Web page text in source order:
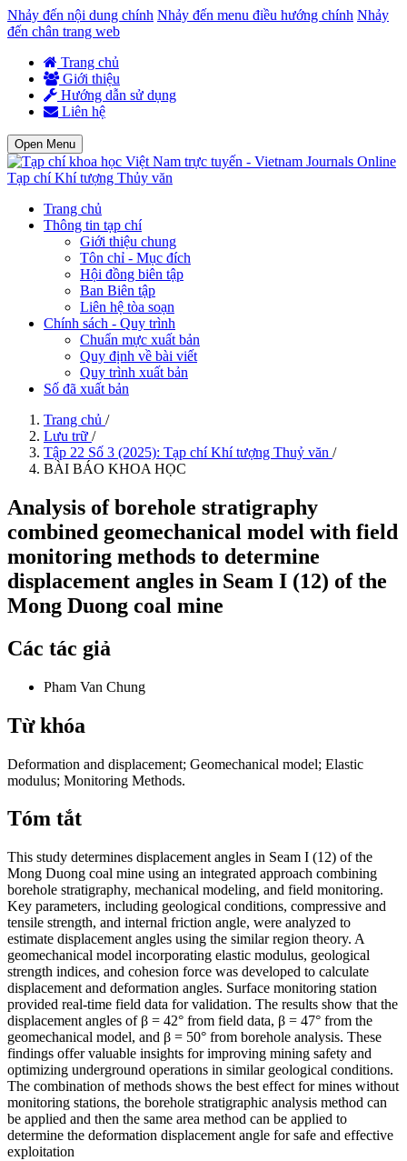
Nhảy đến nội dung chính Nhảy đến menu điều hướng chính Nhảy
đến chân trang web
Trang chủ
Giới thiệu
Hướng dẫn sử dụng
Liên hệ
Open Menu
Tạp chí Khí tượng Thủy văn
Trang chủ
Thông tin tạp chí
Giới thiệu chung
Tôn chỉ - Mục đích
Hội đồng biên tập
Ban Biên tập
Liên hệ tòa soạn
Chính sách - Quy trình
Chuẩn mực xuất bản
Quy định về bài viết
Quy trình xuất bản
Số đã xuất bản
Trang chủ /
Lưu trữ /
Tập 22 Số 3 (2025): Tạp chí Khí tượng Thuỷ văn /
BÀI BÁO KHOA HỌC
Analysis of borehole stratigraphy
combined geomechanical model with field
monitoring methods to determine
displacement angles in Seam I (12) of the
Mong Duong coal mine
Các tác giả
Pham Van Chung
Từ khóa
Deformation and displacement; Geomechanical model; Elastic
modulus; Monitoring Methods.
Tóm tắt
This study determines displacement angles in Seam I (12) of the
Mong Duong coal mine using an integrated approach combining
borehole stratigraphy, mechanical modeling, and field monitoring.
Key parameters, including geological conditions, compressive and
tensile strength, and internal friction angle, were analyzed to
estimate displacement angles using the similar region theory. A
geomechanical model incorporating elastic modulus, geological
strength indices, and cohesion force was developed to calculate
displacement and deformation angles. Surface monitoring station
provided real-time field data for validation. The results show that the
displacement angles of β = 42° from field data, β = 47° from the
geomechanical model, and β = 50° from borehole analysis. These
findings offer valuable insights for improving mining safety and
optimizing underground operations in similar geological conditions.
The combination of methods shows the best effect for mines without
monitoring stations, the borehole stratigraphic analysis method can
be applied and then the same area method can be applied to
determine the deformation displacement angle for safe and effective
exploitation